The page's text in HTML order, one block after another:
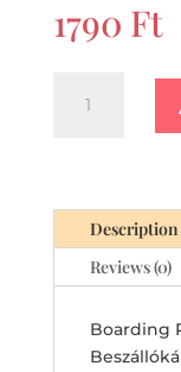
1790 Ft
Pass
Modern
Kreatív
Meghívó
Description
Reviews (0)
Boarding